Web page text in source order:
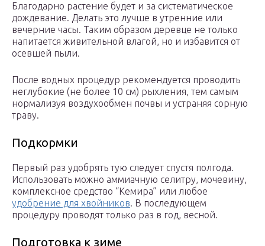
Благодарно растение будет и за систематическое
дождевание. Делать это лучше в утренние или
вечерние часы. Таким образом деревце не только
напитается живительной влагой, но и избавится от
осевшей пыли.
После водных процедур рекомендуется проводить
неглубокие (не более 10 см) рыхления, тем самым
нормализуя воздухообмен почвы и устраняя сорную
траву.
Подкормки
Первый раз удобрять тую следует спустя полгода.
Использовать можно аммиачную селитру, мочевину,
комплексное средство “Кемира” или любое
удобрение для хвойников. В последующем
процедуру проводят только раз в год, весной.
Подготовка к зиме